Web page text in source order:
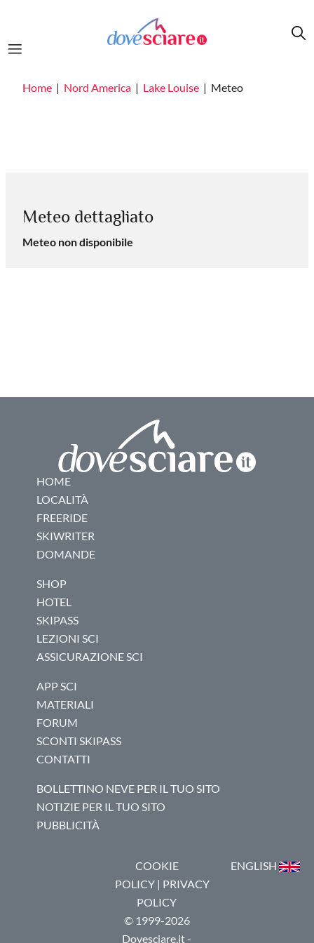
Home Nord America Lake Louise Meteo
Meteo dettagliato
Meteo non disponibile
HOME
LOCALITÀ
FREERIDE
SKIWRITER
DOMANDE
SHOP
HOTEL
SKIPASS
LEZIONI SCI
ASSICURAZIONE SCI
APP SCI
MATERIALI
FORUM
SCONTI SKIPASS
CONTATTI
BOLLETTINO NEVE PER IL TUO SITO
NOTIZIE PER IL TUO SITO
PUBBLICITÀ
COOKIE
POLICY| PRIVACY
POLICY
© 1999-2026
Dovesciare.it -
ENGLISH